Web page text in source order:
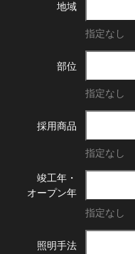
地域
指定なし
部位
指定なし
採用商品
指定なし
竣工年・
オープン年
指定なし
照明手法